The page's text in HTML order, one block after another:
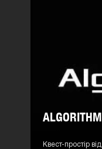
Квест-простір